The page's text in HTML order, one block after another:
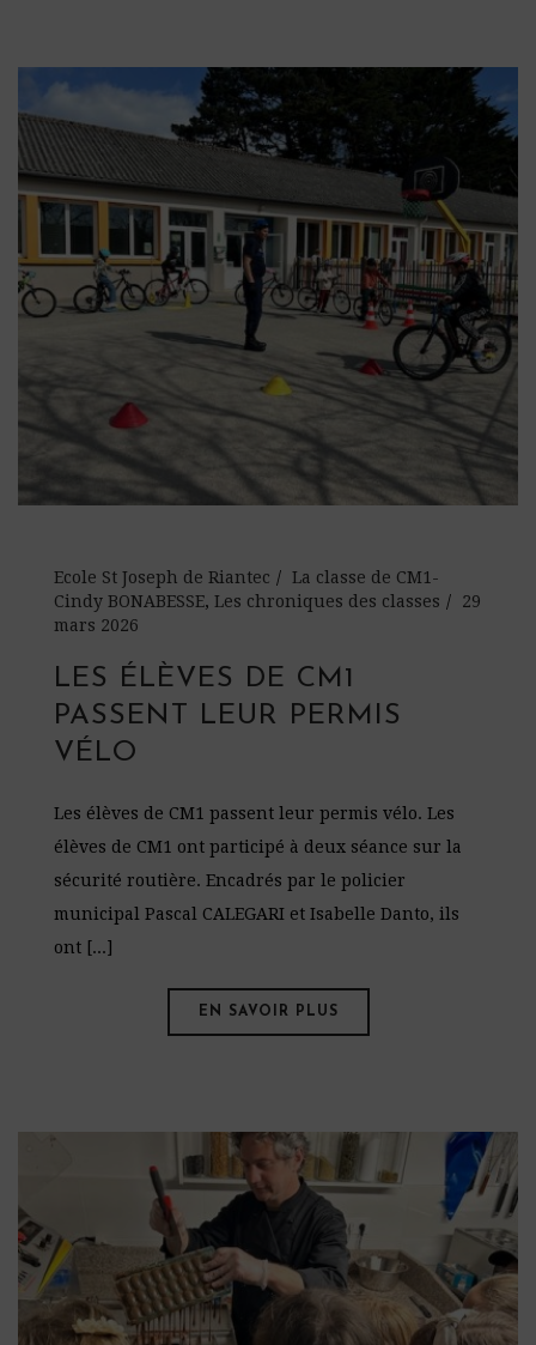
Ecole St Joseph de Riantec
La classe de CM1-
Cindy BONABESSE, Les chroniques des classes
29
mars 2026
LES ÉLÈVES DE CM1
PASSENT LEUR PERMIS
VÉLO
Les élèves de CM1 passent leur permis vélo. Les
élèves de CM1 ont participé à deux séance sur la
sécurité routière. Encadrés par le policier
municipal Pascal CALEGARI et Isabelle Danto, ils
ont [...]
EN SAVOIR PLUS